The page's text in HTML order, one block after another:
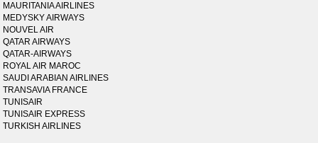
MAURITANIA AIRLINES
MEDYSKY AIRWAYS
NOUVEL AIR
QATAR AIRWAYS
QATAR-AIRWAYS
ROYAL AIR MAROC
SAUDI ARABIAN AIRLINES
TRANSAVIA FRANCE
TUNISAIR
TUNISAIR EXPRESS
TURKISH AIRLINES